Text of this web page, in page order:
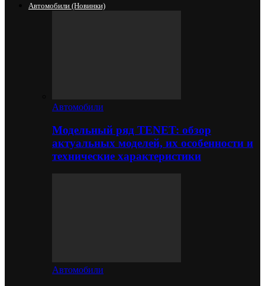
Автомобили (новинки)
Автомобили
Модельный ряд TENET: обзор
актуальных моделей, их особенности и
технические характеристики
Автомобили